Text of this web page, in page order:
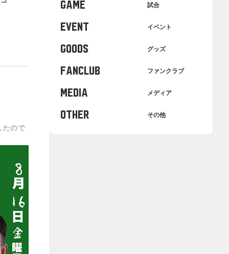
たので
GAME 試合
EVENT イベント
GOODS グッズ
FANCLUB ファンクラブ
MEDIA メディア
OTHER その他